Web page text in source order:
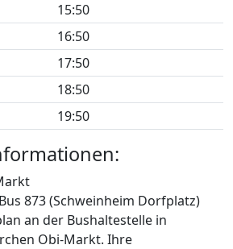
15:50
16:50
17:50
18:50
19:50
873 (Schweinheim Dorfplatz)
an der Bushaltestelle in
Obi-Markt. Ihre